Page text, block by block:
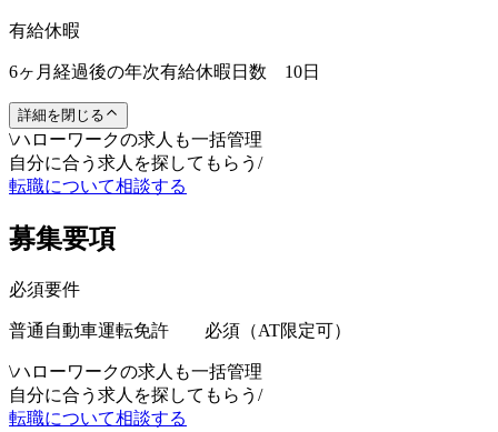
有給休暇
6ヶ月経過後の年次有給休暇日数 10日
詳細を閉じる
\ハローワークの求人も一括管理
自分に合う求人を探してもらう /
転職について相談する
募集要項
必須要件
普通自動車運転免許 必須（AT限定可）
\ハローワークの求人も一括管理
自分に合う求人を探してもらう /
転職について相談する